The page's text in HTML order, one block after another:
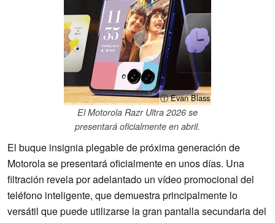
ⓘ Evan Blass
El Motorola Razr Ultra 2026 se
presentará oficialmente en abril.
El buque insignia plegable de próxima generación de
Motorola se presentará oficialmente en unos días. Una
filtración revela por adelantado un vídeo promocional del
teléfono inteligente, que demuestra principalmente lo
versátil que puede utilizarse la gran pantalla secundaria del